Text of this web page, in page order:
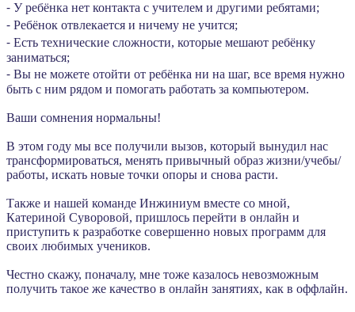
⁃ У ребёнка нет контакта с учителем и другими ребятами;
⁃ Ребёнок отвлекается и ничему не учится;
⁃ Есть технические сложности, которые мешают ребёнку
заниматься;
⁃ Вы не можете отойти от ребёнка ни на шаг, все время нужно
быть с ним рядом и помогать работать за компьютером.
Ваши сомнения нормальны!
В этом году мы все получили вызов, который вынудил нас
трансформироваться, менять привычный образ жизни/учебы/
работы, искать новые точки опоры и снова расти.
Также и нашей команде Инжиниум вместе со мной,
Катериной Суворовой, пришлось перейти в онлайн и
приступить к разработке совершенно новых программ для
своих любимых учеников.
Честно скажу, поначалу, мне тоже казалось невозможным
получить такое же качество в онлайн занятиях, как в оффлайн.